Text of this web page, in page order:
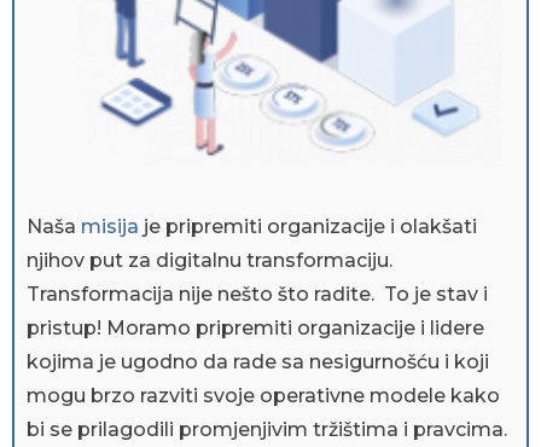
Naša misija je pripremiti organizacije i olakšati
njihov put za digitalnu transformaciju.
Transformacija nije nešto što radite. To je stav i
pristup! Moramo pripremiti organizacije i lidere
kojima je ugodno da rade sa nesigurnošću i koji
mogu brzo razviti svoje operativne modele kako
bi se prilagodili promjenjivim tržištima i pravcima.